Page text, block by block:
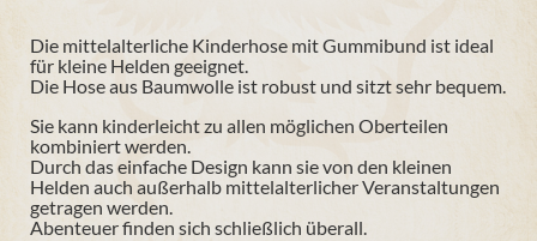
Die mittelalterliche Kinderhose mit Gummibund ist ideal
für kleine Helden geeignet.
Die Hose aus Baumwolle ist robust und sitzt sehr bequem.
Sie kann kinderleicht zu allen möglichen Oberteilen
kombiniert werden.
Durch das einfache Design kann sie von den kleinen
Helden auch außerhalb mittelalterlicher Veranstaltungen
getragen werden.
Abenteuer finden sich schließlich überall.